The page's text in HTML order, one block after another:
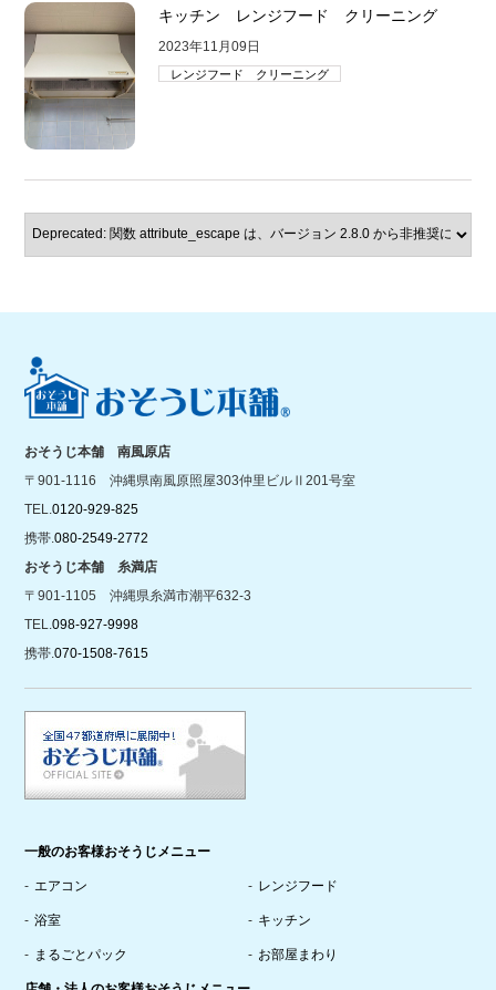
キッチン レンジフード クリーニング
2023年11月09日
レンジフード クリーニング
おそうじ本舗 南風原店
〒901-1116 沖縄県南風原照屋303仲里ビルⅡ201号室
TEL.0120-929-825
携帯.080-2549-2772
おそうじ本舗 糸満店
〒901-1105 沖縄県糸満市潮平632-3
TEL.098-927-9998
携帯.070-1508-7615
一般のお客様おそうじメニュー
エアコン レンジフード
浴室 キッチン
まるごとパック お部屋まわり